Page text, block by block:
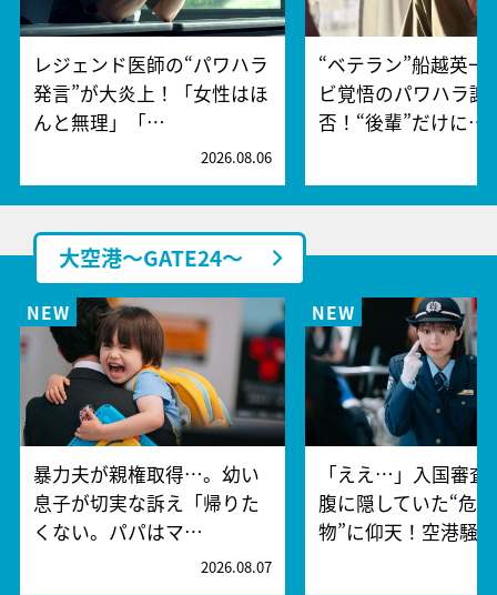
レジェンド医師の“パワハラ
発言”が大炎上！「女性はほ
んと無理」「…
2026.08.06
“ベテラン”船越英一
ビ覚悟のパワハラ謝
否！“後輩”だけに…
大空港～GATE24～
暴力夫が親権取得…。幼い
息子が切実な訴え「帰りた
くない。パパはマ…
2026.08.07
「ええ…」入国審査
腹に隠していた“危
物”に仰天！空港騒